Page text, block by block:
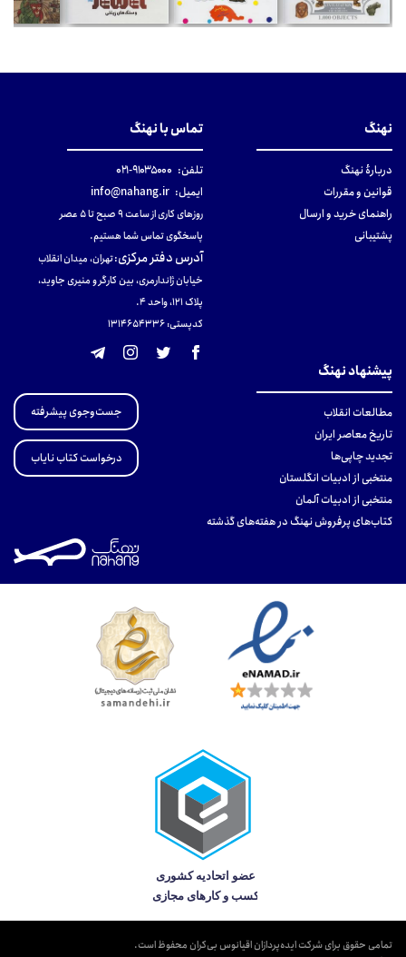
نهنگ
دربارهٔ نهنگ
قوانین و مقررات
راهنمای خرید و ارسال
پشتیبانی
تماس با نهنگ
تلفن: ۹۱۰۳۵۰۰۰-۰۲۱
ایمیل: info@nahang.ir
روزهای کاری از ساعت ۹ صبح تا ۵ عصر
پاسخگوی تماس شما هستیم.
آدرس دفتر مرکزی:تهران، میدان انقلاب
خیابان ژاندارمری، بین کارگر و منیری جاوید،
پلاک 121، واحد ۴.
کدپستی: 131465433۶
پیشنهاد نهنگ
مطالعات انقلاب
تاریخ معاصر ایران
تجدید چاپی‌ها
منتخبی از ادبیات انگلستان
منتخبی از ادبیات آلمان
کتاب‌های پرفروش نهنگ در هفته‌های گذشته
جست‌وجوی پیشرفته
درخواست کتاب نایاب
تمامی حقوق برای شرکت ایده‌پردازان اقیانوس بی‌کران محفوظ است.